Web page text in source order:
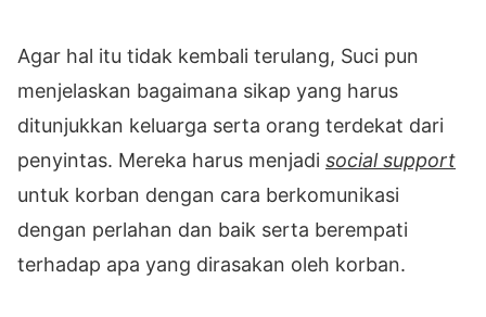
Agar hal itu tidak kembali terulang, Suci pun
menjelaskan bagaimana sikap yang harus
ditunjukkan keluarga serta orang terdekat dari
penyintas. Mereka harus menjadi social support
untuk korban dengan cara berkomunikasi
dengan perlahan dan baik serta berempati
terhadap apa yang dirasakan oleh korban.